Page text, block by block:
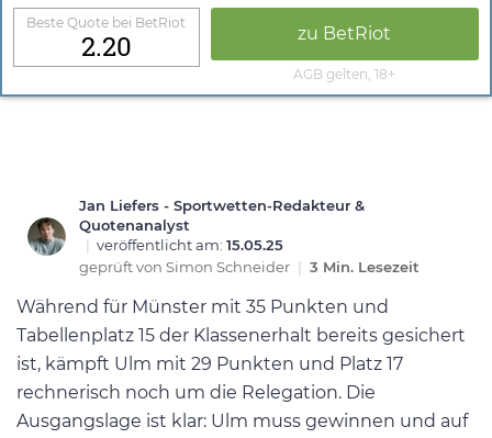
Beste Quote bei BetRiot
2.20 zu BetRiot
AGB gelten, 18+
Jan Liefers - Sportwetten-Redakteur &
Quotenanalyst
| veröffentlicht am: 15.05.25
geprüft von Simon Schneider | 3 Min. Lesezeit
Während für Münster mit 35 Punkten und
Tabellenplatz 15 der Klassenerhalt bereits gesichert
ist, kämpft Ulm mit 29 Punkten und Platz 17
rechnerisch noch um die Relegation. Die
Ausgangslage ist klar: Ulm muss gewinnen und auf